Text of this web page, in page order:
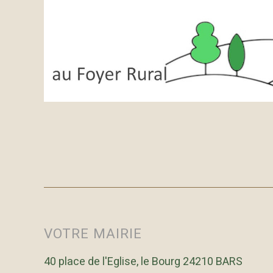
VOTRE MAIRIE
40 place de l'Eglise, le Bourg 24210 BARS